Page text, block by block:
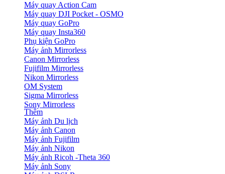
Máy quay Action Cam
Máy quay DJI Pocket - OSMO
Máy quay GoPro
Máy quay Insta360
Phụ kiện GoPro
Máy ảnh Mirrorless
Canon Mirrorless
Fujifilm Mirrorless
Nikon Mirrorless
OM System
Sigma Mirrorless
Sony Mirrorless
Thêm
Máy ảnh Du lịch
Máy ảnh Canon
Máy ảnh Fujifilm
Máy ảnh Nikon
Máy ảnh Ricoh -Theta 360
Máy ảnh Sony